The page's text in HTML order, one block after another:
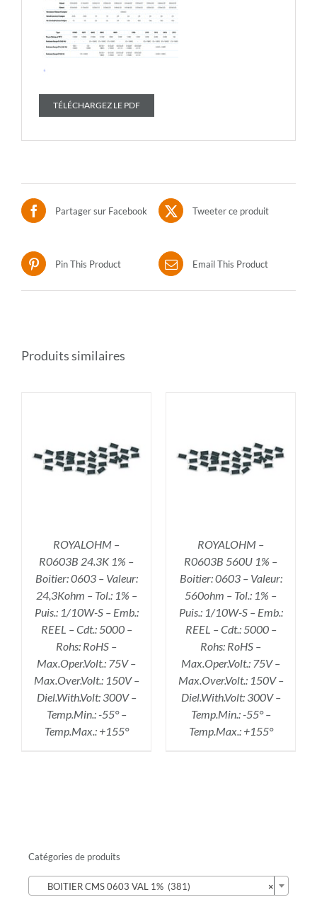
TÉLÉCHARGEZ LE PDF
Partager sur Facebook Tweeter ce produit
Pin This Product Email This Product
Produits similaires
ROYALOHM –
R0603B 24.3K 1% –
Boitier: 0603 – Valeur:
24,3Kohm – Tol.: 1% –
Puis.: 1/10W-S – Emb.:
REEL – Cdt.: 5000 –
Rohs: RoHS –
Max.Oper.Volt.: 75V –
Max.Over.Volt.: 150V –
Diel.With.Volt: 300V –
Temp.Min.: -55° –
Temp.Max.: +155°
AJOUTER AU PANIER
/
DÉTAILS
ROYALOHM –
R0603B 560U 1% –
Boitier: 0603 – Valeur:
560ohm – Tol.: 1% –
Puis.: 1/10W-S – Emb.:
REEL – Cdt.: 5000 –
Rohs: RoHS –
Max.Oper.Volt.: 75V –
Max.Over.Volt.: 150V –
Diel.With.Volt: 300V –
Temp.Min.: -55° –
Temp.Max.: +155°
Catégories de produits
×
BOITIER CMS 0603 VAL 1% (381)